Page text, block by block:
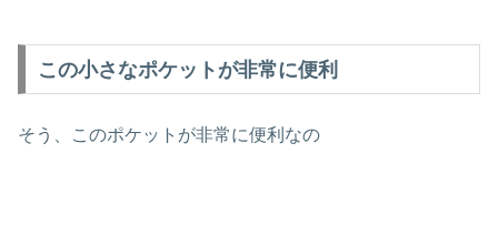
この小さなポケットが非常に便利
そう、このポケットが非常に便利なの